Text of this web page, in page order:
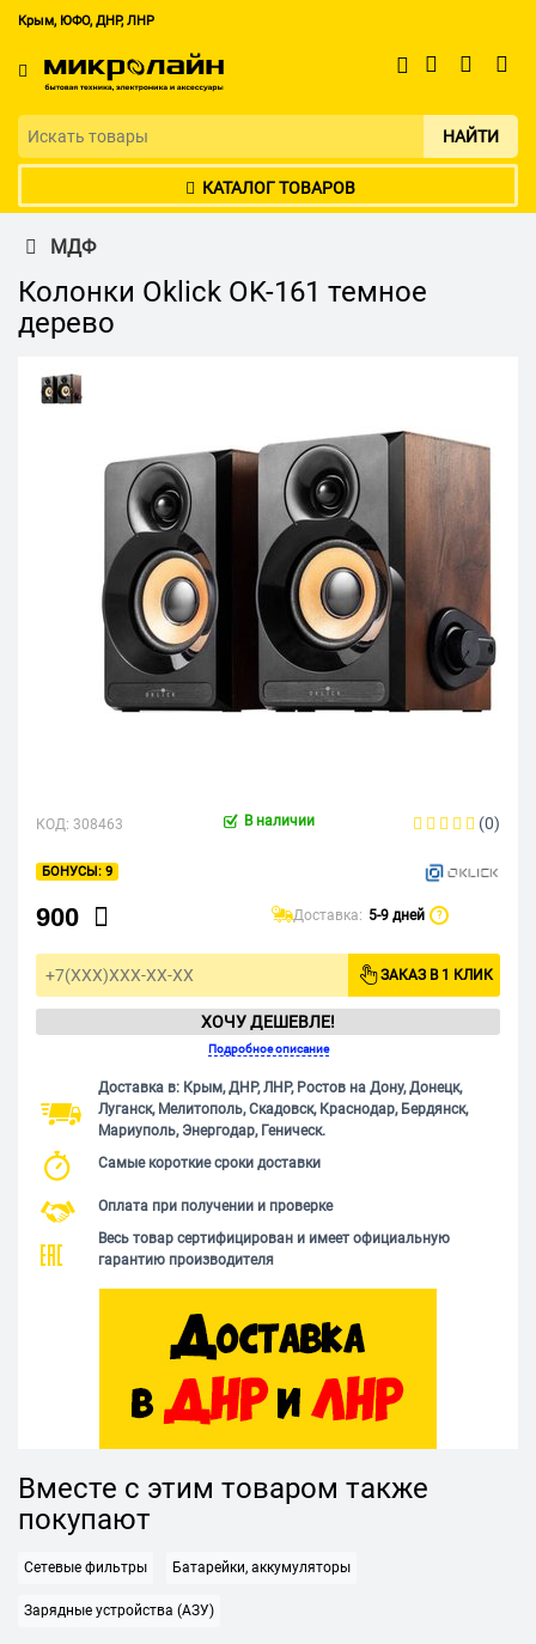
Крым, ЮФО, ДНР, ЛНР
НАЙТИ
КАТАЛОГ ТОВАРОВ
МДФ
Колонки Oklick OK-161 темное
дерево
КОД: 308463 В наличии (0)
9
900 Доставка: 5-9 дней ?
ЗАКАЗ В 1 КЛИК
ХОЧУ ДЕШЕВЛЕ!
Подробное описание
Доставка в: Крым, ДНР, ЛНР, Ростов на Дону, Донецк,
Луганск, Мелитополь, Скадовск, Краснодар, Бердянск,
Мариуполь, Энергодар, Геническ.
Самые короткие сроки доставки
Оплата при получении и проверке
Весь товар сертифицирован и имеет официальную
гарантию производителя
Вместе с этим товаром также
покупают
Сетевые фильтры Батарейки, аккумуляторы
Зарядные устройства (АЗУ)